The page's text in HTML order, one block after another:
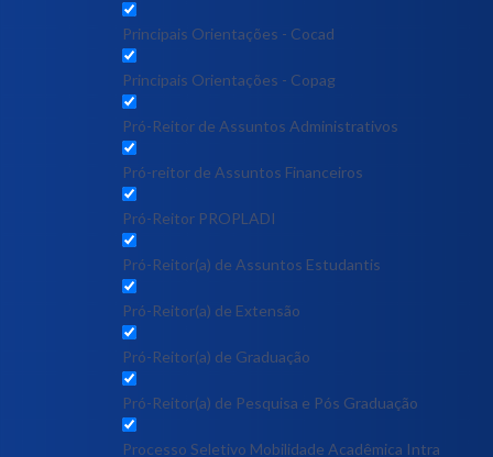
Principais Orientações - Cocad
Principais Orientações - Copag
Pró-Reitor de Assuntos Administrativos
Pró-reitor de Assuntos Financeiros
Pró-Reitor PROPLADI
Pró-Reitor(a) de Assuntos Estudantis
Pró-Reitor(a) de Extensão
Pró-Reitor(a) de Graduação
Pró-Reitor(a) de Pesquisa e Pós Graduação
Processo Seletivo Mobilidade Acadêmica Intra